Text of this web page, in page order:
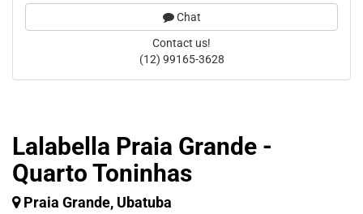
Lalabella Praia Grande -
Quarto Toninhas
Praia Grande, Ubatuba
Chat
Contact us!
(12) 99165-3628